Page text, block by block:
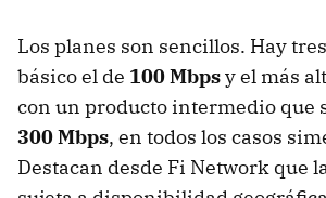
Los planes son sencillos. Hay
básico el de 100 Mbpsy el más
con un producto intermedio que
300 Mbps, en todos los casos
Destacan desde Fi Network que